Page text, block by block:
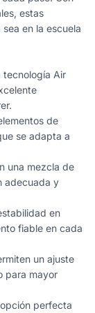
estas
en la escuela
tecnología Air
de
se adapta a
una mezcla de
adecuada y
en
fiable en cada
un ajuste
para mayor
perfecta